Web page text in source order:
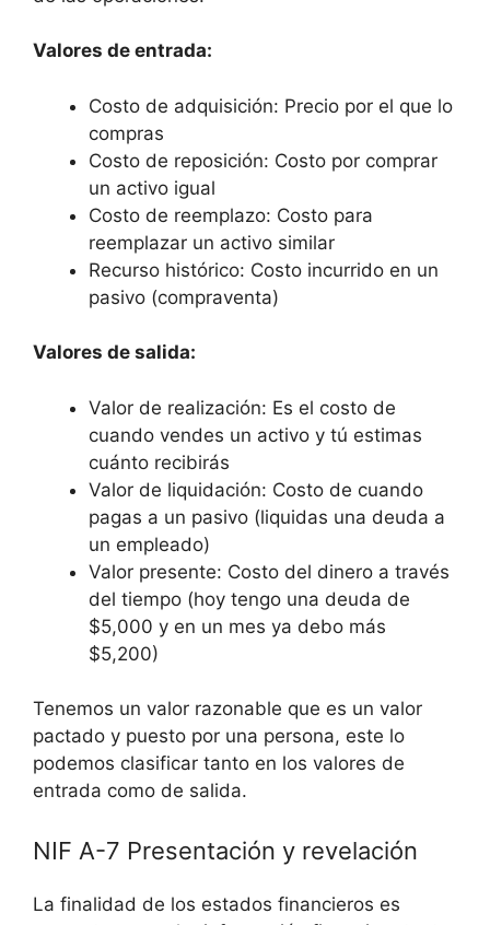
Valores de entrada:
Costo de adquisición: Precio por el que lo
compras
Costo de reposición: Costo por comprar
un activo igual
Costo de reemplazo: Costo para
reemplazar un activo similar
Recurso histórico: Costo incurrido en un
pasivo (compraventa)
Valores de salida:
Valor de realización: Es el costo de
cuando vendes un activo y tú estimas
cuánto recibirás
Valor de liquidación: Costo de cuando
pagas a un pasivo (liquidas una deuda a
un empleado)
Valor presente: Costo del dinero a través
del tiempo (hoy tengo una deuda de
$5,000 y en un mes ya debo más
$5,200)
Tenemos un valor razonable que es un valor
pactado y puesto por una persona, este lo
podemos clasificar tanto en los valores de
entrada como de salida.
NIF A-7 Presentación y revelación
La finalidad de los estados financieros es